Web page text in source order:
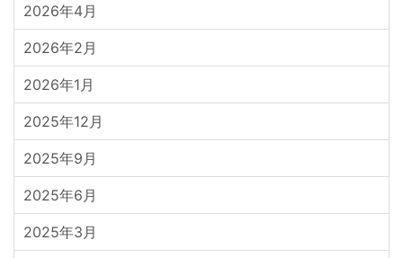
2026年4月
2026年2月
2026年1月
2025年12月
2025年9月
2025年6月
2025年3月